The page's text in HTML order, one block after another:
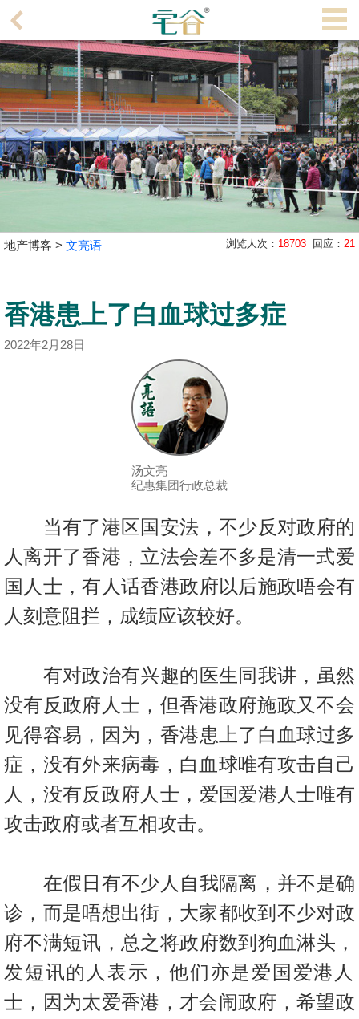
理
主
页
搵
楼/
成
主
宅
谷
产
闻
数
布
置
业
手
册
关
地产博客 > 文亮语 浏览人次： 18703 回应： 21
香港患上了白血球过多症
2022年2月28日
汤文亮
纪惠集团行政总裁
当有了港区国安法，不少反对政府的
人离开了香港，立法会差不多是清一式爱
国人士，有人话香港政府以后施政唔会有
人刻意阻拦， 成绩应该较好。
有对政治有兴趣的医生同我讲，虽然
没有反政府人士，但香港政府施政又不会
见得容易，因为，香港患上了白血球过多
症，没有外来病毒 ，白血球唯有攻击自己
人，没有反政府人士，爱国爱港人士唯有
攻击政府或者互相攻击。
在假日有不少人自我隔离，并不是确
诊，而是唔想出街，大家都收到 不少对政
府不满短讯，总之将政府数到狗血淋头，
发短讯的人表示，他们亦是爱国爱港人
士，因为太爱香港，才会闹政府， 希望政